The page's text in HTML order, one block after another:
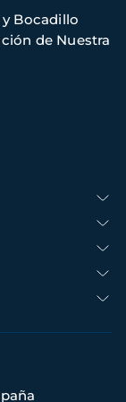
Bocadillo
de Nuestra